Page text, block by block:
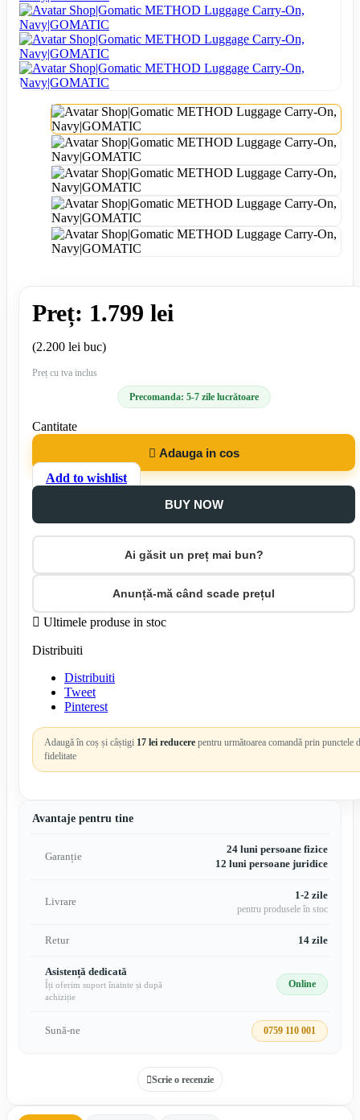
Avantaje pentru tine
Garanție
24 luni persoane fizice
12 luni persoane juridice
Livrare
1-2 zile
pentru produsele în stoc
Retur 14 zile
Asistență dedicată
Îți oferim suport înainte și după
achiziție
Online
Sună-ne 0759 110 001
Scrie o recenzie
Preț: 1.799 lei
(2.200 lei buc)
Preț cu tva inclus
Precomanda: 5-7 zile lucrătoare
Cantitate
 Adauga in cos
Add to wishlist
BUY NOW
Ai găsit un preț mai bun?
Anunță-mă când scade prețul
 Ultimele produse in stoc
Distribuiti
Distribuiti
Tweet
Pinterest
Adaugă în coș și câștigi 17 lei reducere pentru următoarea comandă prin punctele
fidelitate